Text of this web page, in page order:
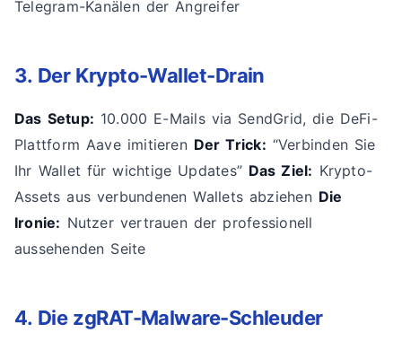
Telegram-Kanälen der Angreifer
3. Der Krypto-Wallet-Drain
Das Setup: 10.000 E-Mails via SendGrid, die DeFi-
Plattform Aave imitieren Der Trick: “Verbinden Sie
Ihr Wallet für wichtige Updates” Das Ziel: Krypto-
Assets aus verbundenen Wallets abziehen Die
Ironie: Nutzer vertrauen der professionell
aussehenden Seite
4. Die zgRAT-Malware-Schleuder